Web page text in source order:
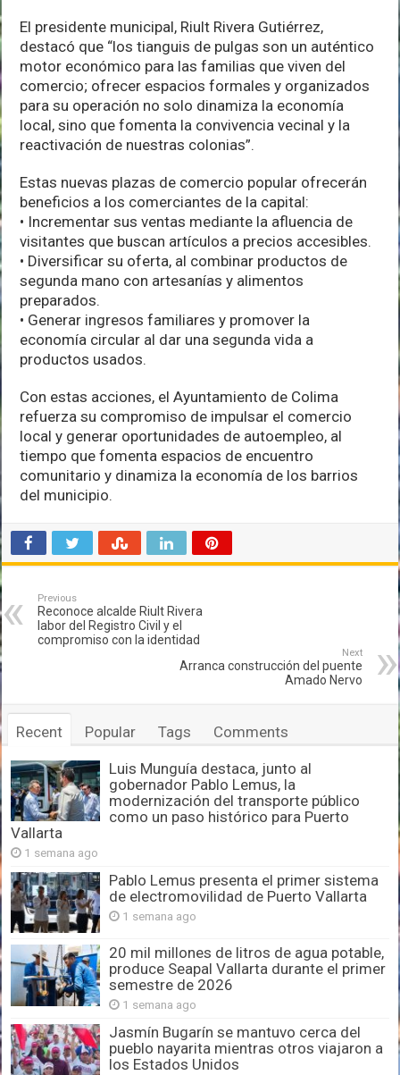
El presidente municipal, Riult Rivera Gutiérrez,
destacó que “los tianguis de pulgas son un auténtico
motor económico para las familias que viven del
comercio; ofrecer espacios formales y organizados
para su operación no solo dinamiza la economía
local, sino que fomenta la convivencia vecinal y la
reactivación de nuestras colonias”.
Estas nuevas plazas de comercio popular ofrecerán
beneficios a los comerciantes de la capital:
• Incrementar sus ventas mediante la afluencia de
visitantes que buscan artículos a precios accesibles.
• Diversificar su oferta, al combinar productos de
segunda mano con artesanías y alimentos
preparados.
• Generar ingresos familiares y promover la
economía circular al dar una segunda vida a
productos usados.
Con estas acciones, el Ayuntamiento de Colima
refuerza su compromiso de impulsar el comercio
local y generar oportunidades de autoempleo, al
tiempo que fomenta espacios de encuentro
comunitario y dinamiza la economía de los barrios
del municipio.
Previous
Reconoce alcalde Riult Rivera
labor del Registro Civil y el
compromiso con la identidad
Next
Arranca construcción del puente
Amado Nervo
Recent Popular Tags Comments
Luis Munguía destaca, junto al
gobernador Pablo Lemus, la
modernización del transporte público
como un paso histórico para Puerto
Vallarta
1 semana ago
Pablo Lemus presenta el primer sistema
de electromovilidad de Puerto Vallarta
1 semana ago
20 mil millones de litros de agua potable,
produce Seapal Vallarta durante el primer
semestre de 2026
1 semana ago
Jasmín Bugarín se mantuvo cerca del
pueblo nayarita mientras otros viajaron a
los Estados Unidos